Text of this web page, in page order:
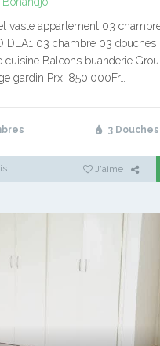
vaste appartement 03
DLA1 03 chambre 03 douches
cuisine Balcons buanderie
gardin Prx: 850.000Fr…
3 Douches
J'aime